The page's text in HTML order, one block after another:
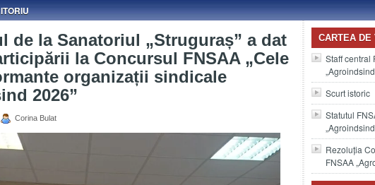
de la Sanatoriul „Struguraș” a dat
la Concursul FNSAA „Cele
organizații sindicale
2026”
Corina Bulat
CARTEA DE
Staff central
Scurt istoric
Statutul
Rezoluția
FNSAA